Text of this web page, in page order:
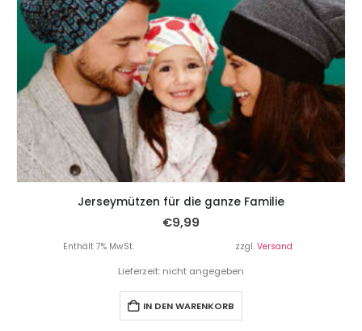
Jerseymützen für die ganze Familie
€9,99
Enthält 7% MwSt. zzgl. Versand
Lieferzeit: nicht angegeben
IN DEN WARENKORB